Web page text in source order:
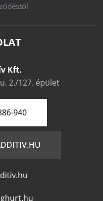
Kft.
2./127. épület
940